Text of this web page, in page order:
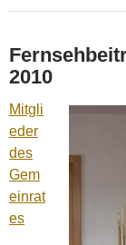
2010
Mitgli
eder
des
Gem
einrat
es